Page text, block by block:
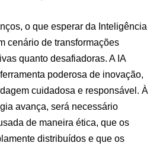
o que esperar da Inteligência
cenário de transformações
quanto desafiadoras. A IA
poderosa de inovação,
cuidadosa e responsável. À
avança, será necessário
de maneira ética, que os
distribuídos e que os